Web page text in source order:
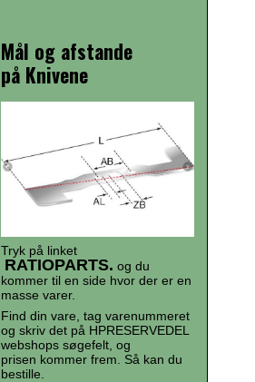
Mål og afstande
på Knivene
Tryk på linket
RATIOPARTS. og du
kommer til en side hvor der er en
masse varer.
Find din vare, tag varenummeret
og skriv det på HPRESERVEDEL
webshops søgefelt, og
prisen kommer frem. Så kan du
bestille.